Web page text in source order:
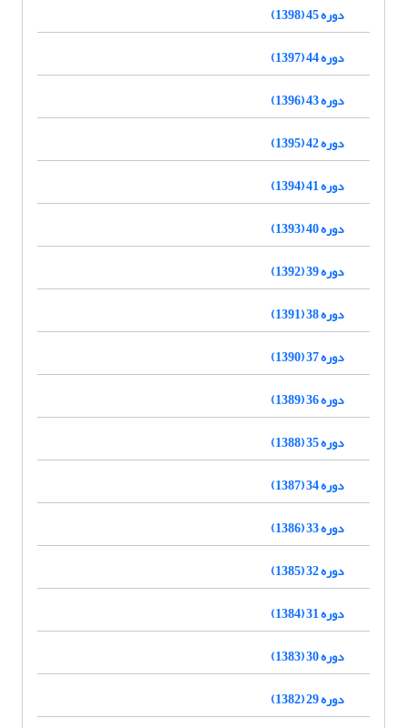
دوره 45 (1398)
دوره 44 (1397)
دوره 43 (1396)
دوره 42 (1395)
دوره 41 (1394)
دوره 40 (1393)
دوره 39 (1392)
دوره 38 (1391)
دوره 37 (1390)
دوره 36 (1389)
دوره 35 (1388)
دوره 34 (1387)
دوره 33 (1386)
دوره 32 (1385)
دوره 31 (1384)
دوره 30 (1383)
دوره 29 (1382)